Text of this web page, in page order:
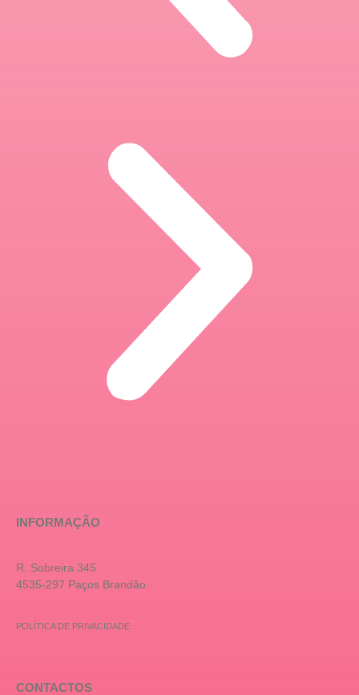
INFORMAÇÃO
R. Sobreira 345
4535-297 Paços Brandão
POLÍTICA DE PRIVACIDADE
CONTACTOS